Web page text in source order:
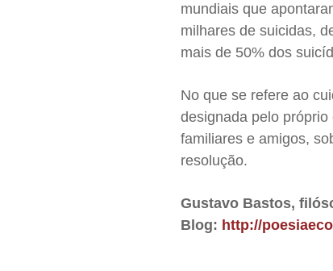
mundiais que
milhares de suicidas,
mais de 50% dos
No que se refere ao
designada pelo
familiares e amigos,
resolução.
Gustavo Bastos,
Blog: http://